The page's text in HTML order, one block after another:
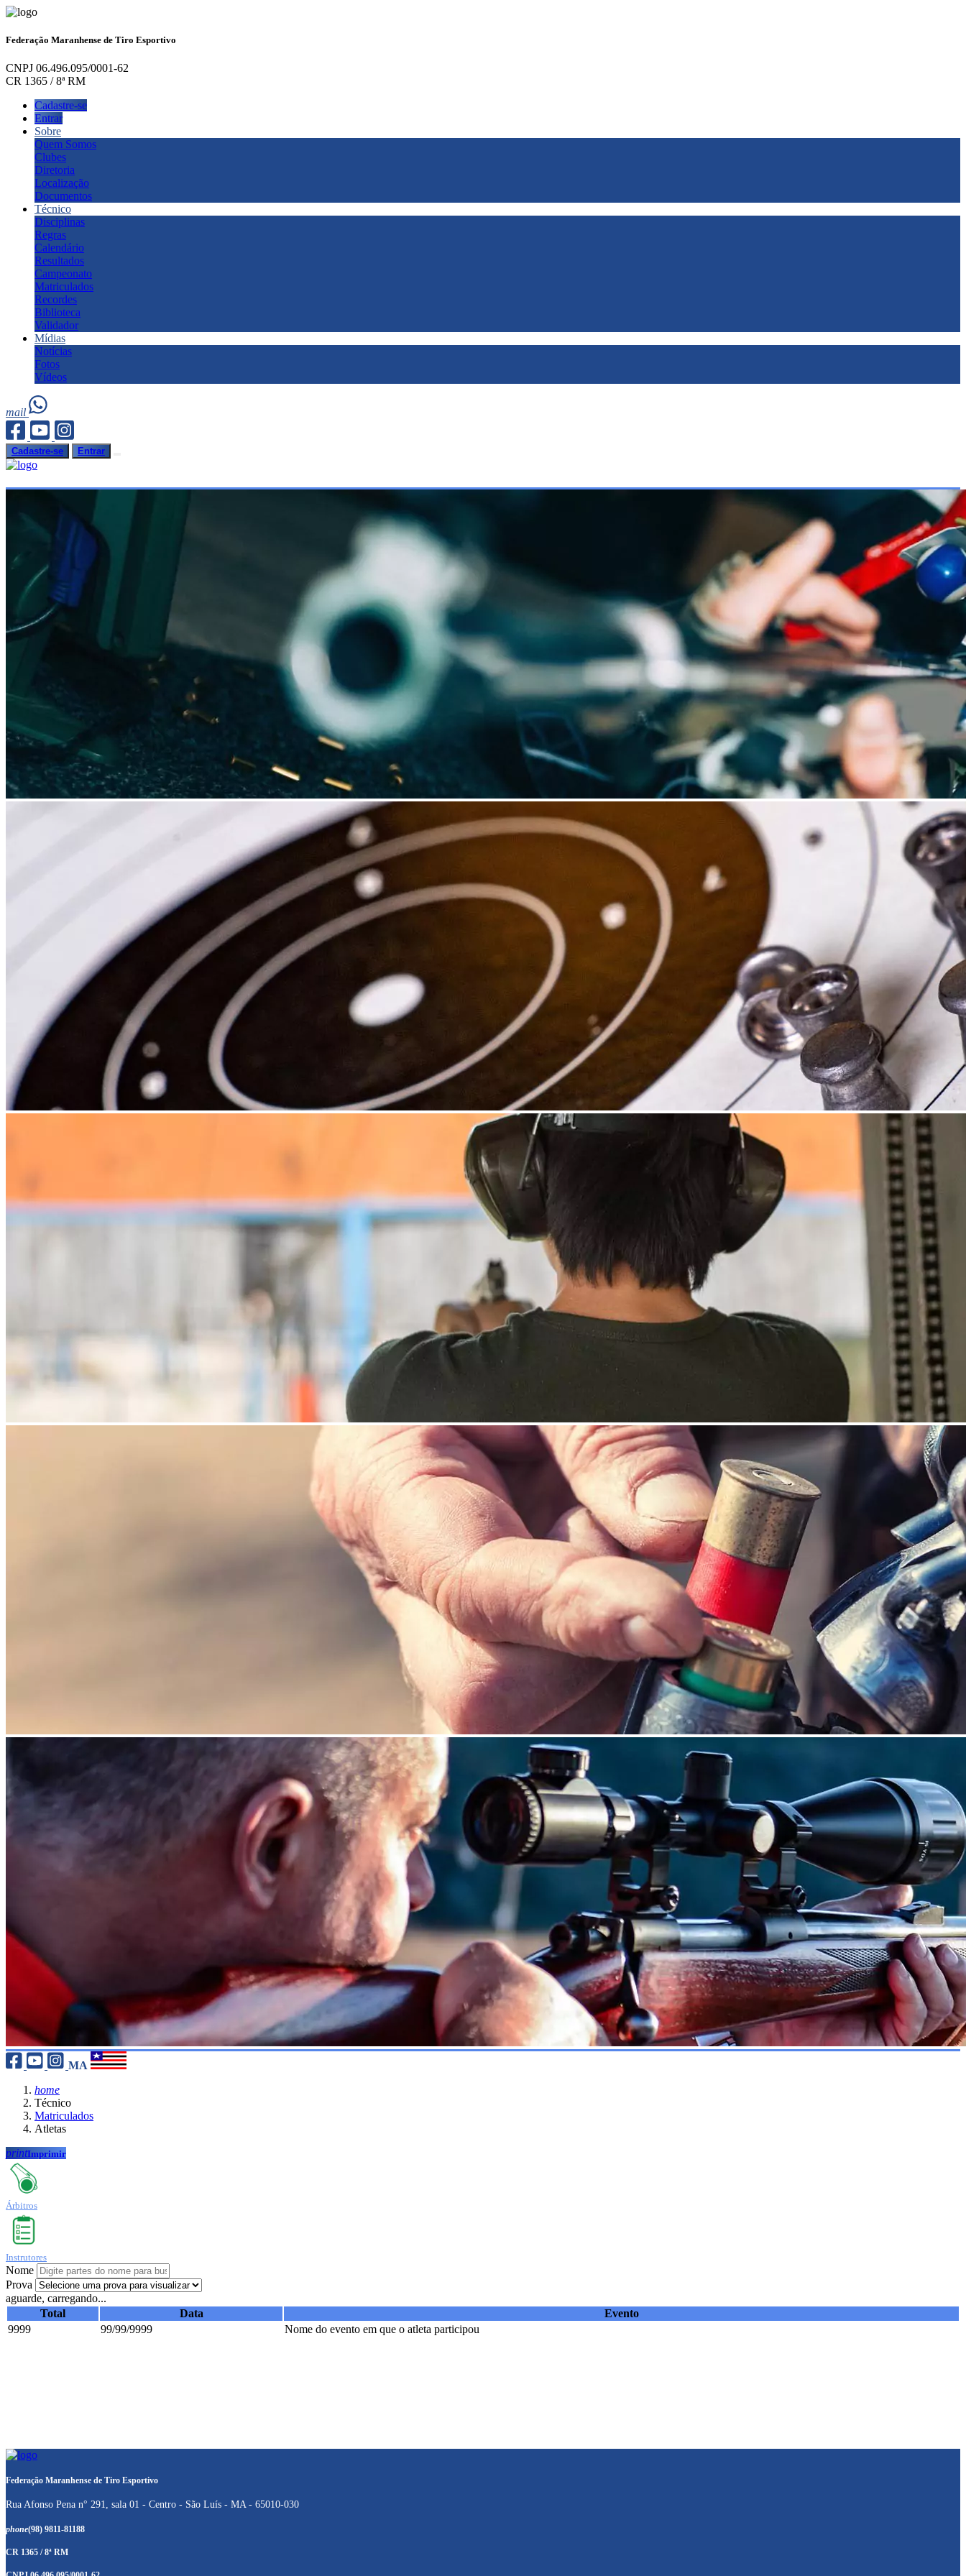
Federação Maranhense de Tiro Esportivo
CNPJ 06.496.095/0001-62
CR 1365 / 8ª RM
Cadastre-se
Entrar
Sobre
Quem Somos
Clubes
Diretoria
Localização
Documentos
Técnico
Disciplinas
Regras
Calendário
Resultados
Campeonato
Matriculados
Recordes
Biblioteca
Validador
Mídias
Notícias
Fotos
Vídeos
mail
Cadastre-se Entrar
MA
home
Técnico
Matriculados
Atletas
printImprimir
Árbitros
Instrutores
Nome
Prova
aguarde, carregando...
Total
Data
Evento
9999
99/99/9999 Nome do evento em que o atleta participou
Federação Maranhense de Tiro Esportivo
Rua Afonso Pena n° 291, sala 01 - Centro - São Luís - MA - 65010-030
phone(98) 9811-81188
CR 1365 / 8ª RM